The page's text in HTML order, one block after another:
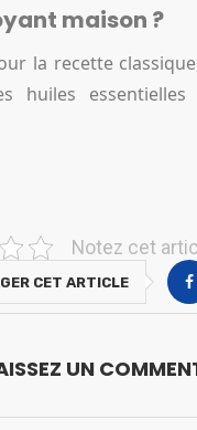
maison ?
la recette
huiles
Notez cet
CET ARTICLE
UN